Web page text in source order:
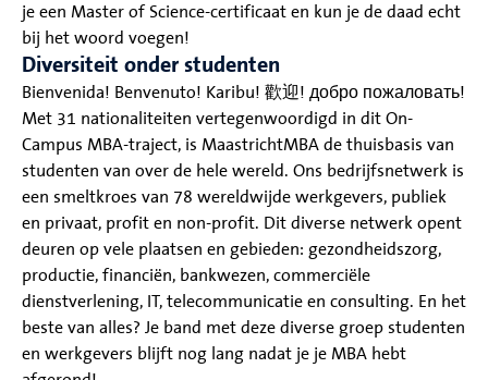
je een Master of Science-certificaat en kun je de daad echt
bij het woord voegen!
Diversiteit onder studenten
Bienvenida! Benvenuto! Karibu! 歡迎! добро пожаловать!
Met 31 nationaliteiten vertegenwoordigd in dit On-
Campus MBA-traject, is MaastrichtMBA de thuisbasis van
studenten van over de hele wereld. Ons bedrijfsnetwerk is
een smeltkroes van 78 wereldwijde werkgevers, publiek
en privaat, profit en non-profit. Dit diverse netwerk opent
deuren op vele plaatsen en gebieden: gezondheidszorg,
productie, financiën, bankwezen, commerciële
dienstverlening, IT, telecommunicatie en consulting. En het
beste van alles? Je band met deze diverse groep studenten
en werkgevers blijft nog lang nadat je je MBA hebt